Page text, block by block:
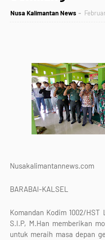
Nusa Kalimantan News
Nusakalimantannews.com
BARABAI-KALSEL
Komandan Kodim 1002/HST
S.I.P, M.Han memberikan
untuk meraih masa depan